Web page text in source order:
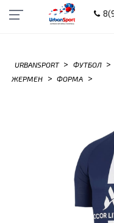
URBANSPORT > ФУТБОЛ >
ЖЕРМЕН
> ФОРМА >